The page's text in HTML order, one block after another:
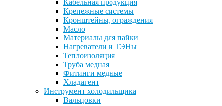
Кабельная продукция
Крепежные системы
Кронштейны, ограждения
Масло
Материалы для пайки
Нагреватели и ТЭНы
Теплоизоляция
Труба медная
Фитинги медные
Хладагент
Инструмент холодильщика
Вальцовки